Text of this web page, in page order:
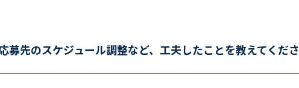
先のスケジュール調整など、工夫したことを教えてくださ